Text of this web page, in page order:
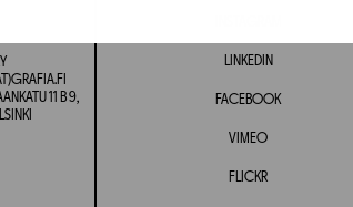
11 B 9,
LINKEDIN
FACEBOOK
VIMEO
FLICKR